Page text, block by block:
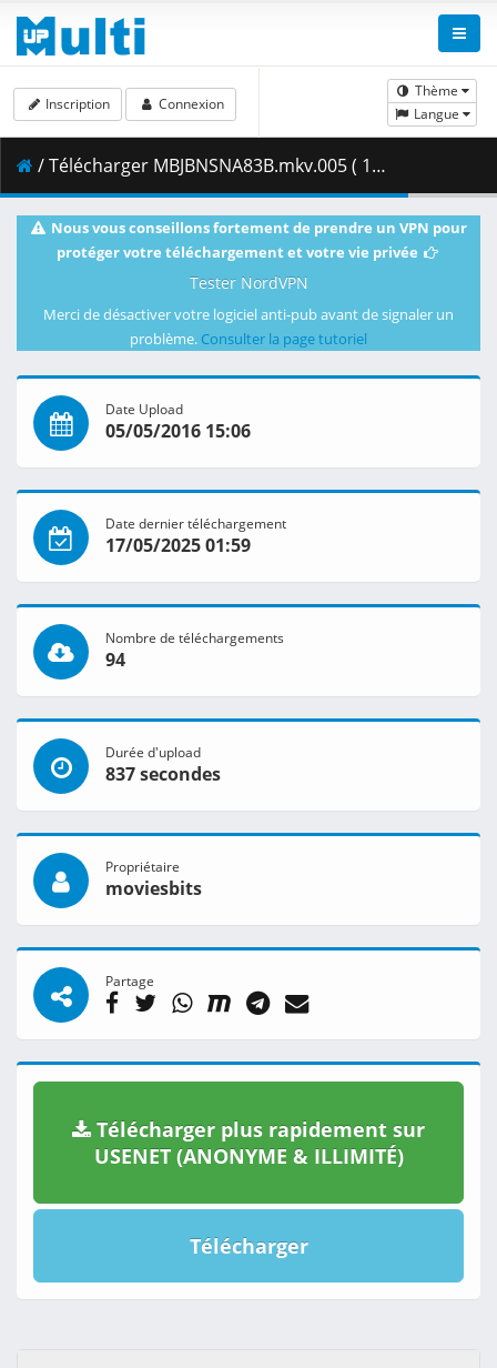
Thème
Langue
Inscription Connexion
/ Télécharger MBJBNSNA83B.mkv.005 ( 148.51 MB )
Nous vous conseillons fortement de prendre un VPN pour
protéger votre téléchargement et votre vie privée
Tester NordVPN
Merci de désactiver votre logiciel anti-pub avant de signaler un
problème. Consulter la page tutoriel
Date Upload
05/05/2016 15:06
Date dernier téléchargement
17/05/2025 01:59
Nombre de téléchargements
94
Durée d'upload
837 secondes
Propriétaire
moviesbits
Partage
Télécharger plus rapidement sur
USENET (ANONYME & ILLIMITÉ)
Télécharger